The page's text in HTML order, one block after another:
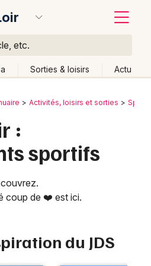
etc.
Sorties & loisirs Actu
Activités, loisirs et sorties Sport
:
sportifs
coup de ❤️ est ici.
du JDS
Effacer les dates